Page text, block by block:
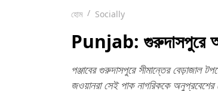
হোম Socially
Punjab: গুরুদাসপুরে
পঞ্জাবের গুরুদাসপুরে সীমান্তের বেড়াজাল
জওয়ানরা সেই পাক নাগরিককে অনুপ্রবেশের